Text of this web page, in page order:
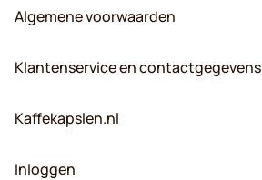
Algemene voorwaarden
Klantenservice en contactgegevens
Kaffekapslen.nl
Inloggen